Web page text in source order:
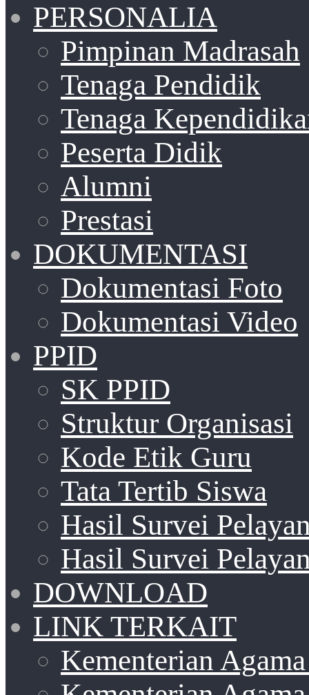
PERSONALIA
Pimpinan Madrasah
Tenaga Pendidik
Tenaga
Peserta Didik
Alumni
Prestasi
DOKUMENTASI
Dokumentasi Foto
Dokumentasi Video
PPID
SK PPID
Struktur Organisasi
Kode Etik Guru
Tata Tertib Siswa
Hasil Survei
Hasil Survei
DOWNLOAD
LINK TERKAIT
Kementerian